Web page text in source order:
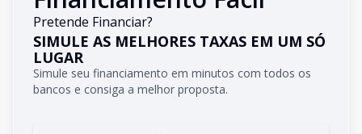
Pretende Financiar?
SIMULE AS MELHORES TAXAS EM UM SÓ
LUGAR
Simule seu financiamento em minutos com todos os
bancos e consiga a melhor proposta.